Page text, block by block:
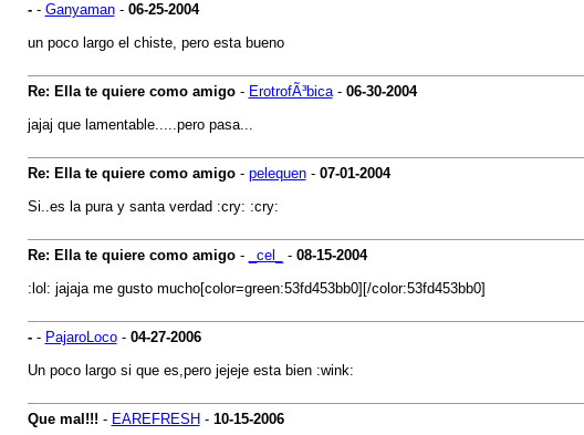
-- Ganyaman- 06-25-2004
un poco largo el chiste, pero esta bueno
Re: Ella te quiere como amigo- ErotrofÃ³bica- 06-30-2004
jajaj que lamentable.....pero pasa...
Re: Ella te quiere como amigo- pelequen- 07-01-2004
Si..es la pura y santa verdad :cry: :cry:
Re: Ella te quiere como amigo- _cel_ - 08-15-2004
:lol: jajaja me gusto mucho[color=green:53fd453bb0][/color:53fd453bb0]
-- PajaroLoco- 04-27-2006
Un poco largo si que es,pero jejeje esta bien :wink:
Que mal!!! - EAREFRESH - 10-15-2006